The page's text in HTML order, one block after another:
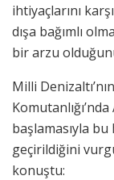
ihtiyaçlarını
dışa bağımlı
bir arzu
Milli
başlamasıyla
geçirildiğini
konuştu: